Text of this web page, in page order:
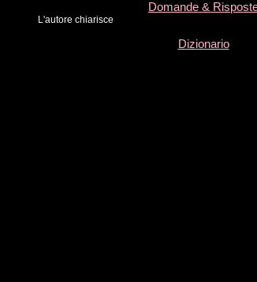
Domande &
L'autore chiarisce
Dizionario